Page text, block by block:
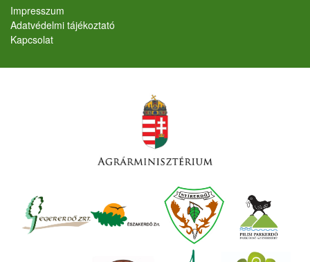
Lábléc
Impresszum
Adatvédelmi tájékoztató
Kapcsolat